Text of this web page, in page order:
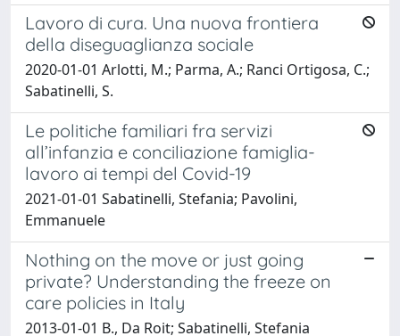
Lavoro di cura. Una nuova frontiera
della diseguaglianza sociale
2020-01-01 Arlotti, M.; Parma, A.; Ranci Ortigosa, C.;
Sabatinelli, S.
Le politiche familiari fra servizi
all’infanzia e conciliazione famiglia-
lavoro ai tempi del Covid-19
2021-01-01 Sabatinelli, Stefania; Pavolini,
Emmanuele
Nothing on the move or just going
private? Understanding the freeze on
care policies in Italy
2013-01-01 B., Da Roit; Sabatinelli, Stefania